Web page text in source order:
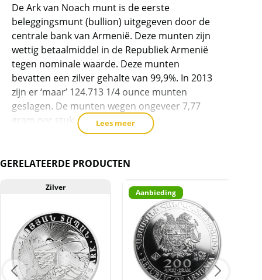
dit
product
toe
te
voegen
De Ark van Noach munt is de eerste
beleggingsmunt (bullion) uitgegeven door de
centrale bank van Armenië. Deze munten zijn
wettig betaalmiddel in de Republiek Armenië
tegen nominale waarde. Deze munten
bevatten een zilver gehalte van 99,9%. In 2013
zijn er ‘maar’ 124.713 1/4 ounce munten
geslagen. De munten wegen ongeveer 7,77
gram per stuk
De geschiedenis van Noach is één van de
bekendste verhalen uit de Bijbel. Volgens het
verhaal beval God Noach een ark te bouwen
die geschikt was voor zijn grote gezin en voor
ongeveer 50.000 diersoorten en ongeveer een
miljoen insektensoorten.
Levering
Bestellingen van 20 munten van het zelfde jaar
Lees meer
GERELATEERDE PRODUCTEN
Zilver
Aanbieding